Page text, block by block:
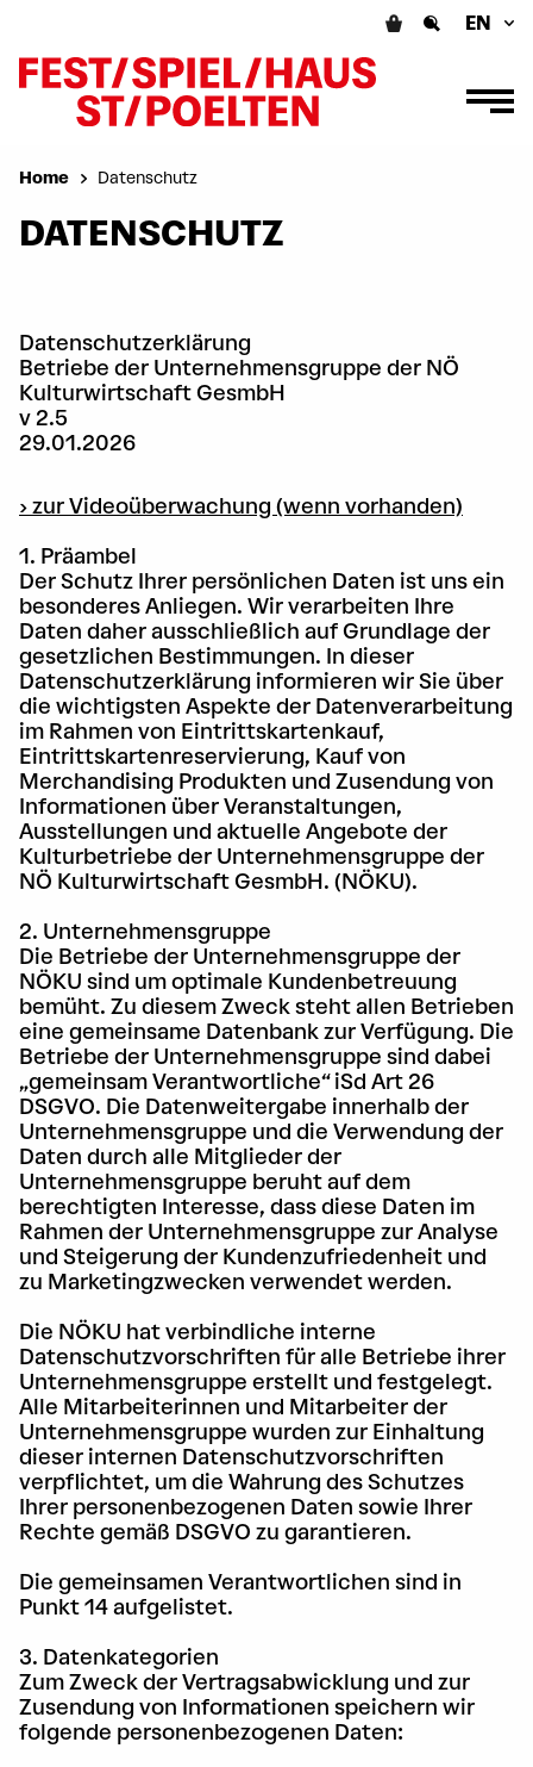
EN
Home Datenschutz
DATENSCHUTZ
Datenschutzerklärung
Betriebe der Unternehmensgruppe der NÖ
Kulturwirtschaft GesmbH
v 2.5
29.01.2026
› zur Videoüberwachung (wenn vorhanden)
1. Präambel
Der Schutz Ihrer persönlichen Daten ist uns ein
besonderes Anliegen. Wir verarbeiten Ihre
Daten daher ausschließlich auf Grundlage der
gesetzlichen Bestimmungen. In dieser
Datenschutzerklärung informieren wir Sie über
die wichtigsten Aspekte der Datenverarbeitung
im Rahmen von Eintrittskartenkauf,
Eintrittskartenreservierung, Kauf von
Merchandising Produkten und Zusendung von
Informationen über Veranstaltungen,
Ausstellungen und aktuelle Angebote der
Kulturbetriebe der Unternehmensgruppe der
NÖ Kulturwirtschaft GesmbH. (NÖKU).
2. Unternehmensgruppe
Die Betriebe der Unternehmensgruppe der
NÖKU sind um optimale Kundenbetreuung
bemüht. Zu diesem Zweck steht allen Betrieben
eine gemeinsame Datenbank zur Verfügung. Die
Betriebe der Unternehmensgruppe sind dabei
„gemeinsam Verantwortliche“ iSd Art 26
DSGVO. Die Datenweitergabe innerhalb der
Unternehmensgruppe und die Verwendung der
Daten durch alle Mitglieder der
Unternehmensgruppe beruht auf dem
berechtigten Interesse, dass diese Daten im
Rahmen der Unternehmensgruppe zur Analyse
und Steigerung der Kundenzufriedenheit und
zu Marketingzwecken verwendet werden.
Die NÖKU hat verbindliche interne
Datenschutzvorschriften für alle Betriebe ihrer
Unternehmensgruppe erstellt und festgelegt.
Alle Mitarbeiterinnen und Mitarbeiter der
Unternehmensgruppe wurden zur Einhaltung
dieser internen Datenschutzvorschriften
verpflichtet, um die Wahrung des Schutzes
Ihrer personenbezogenen Daten sowie Ihrer
Rechte gemäß DSGVO zu garantieren.
Die gemeinsamen Verantwortlichen sind in
Punkt 14 aufgelistet.
3. Datenkategorien
Zum Zweck der Vertragsabwicklung und zur
Zusendung von Informationen speichern wir
folgende personenbezogenen Daten: